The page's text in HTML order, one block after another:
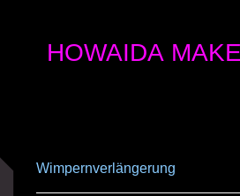
HOWAIDA
Wimpernverlängerung